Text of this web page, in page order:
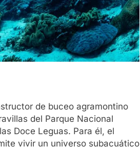
de buceo agramontino
del Parque Nacional
Doce Leguas. Para él, el
vivir un universo subacuático